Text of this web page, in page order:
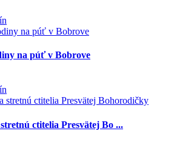
na púť v Bobrove
ctitelia Presvätej Bo ...